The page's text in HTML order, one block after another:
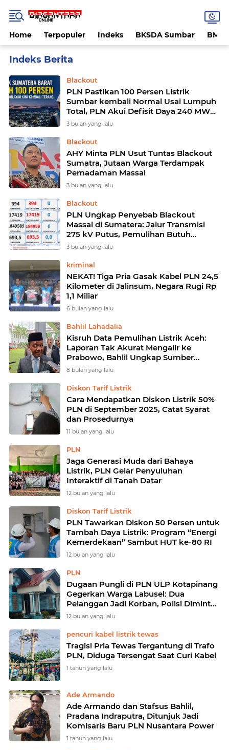
Home Terpopuler Indeks BKSDA Sumbar
Blackout
PLN Pastikan 100 Persen Listrik
Sumbar kembali Normal Usai Lumpuh
Total, PLN Akui Defisit Daya 240 MW
Jadi Pemicu Blackout Massal
3 bulan yang lalu
Blackout
AHY Minta PLN Usut Tuntas Blackout
Sumatra, Jutaan Warga Terdampak
Pemadaman Massal
3 bulan yang lalu
Blackout
PLN Ungkap Penyebab Blackout
Massal di Sumatera: Jalur Transmisi
275 kV Putus, Pemulihan Butuh
Hingga 8 Jam
3 bulan yang lalu
kriminal
NEKAT! Tiga Pria Gasak Kabel PLN 24,5
Kilometer di Jalinsum, Negara Rugi Rp
1,1 Miliar
6 bulan yang lalu
Bahlil Lahadalia
Kisruh Data Pemulihan Listrik Aceh:
Laporan Tak Akurat Mengalir ke
Prabowo, Bahlil Ungkap Sumber
Informasi dari PLN dan Pertamina
8 bulan yang lalu
Diskon Tarif Listrik
Cara Mendapatkan Diskon Listrik 50%
PLN di September 2025, Catat Syarat
dan Prosedurnya
11 bulan yang lalu
PLN
Jaga Generasi Muda dari Bahaya
Listrik, PLN Gelar Penyuluhan
Interaktif di Tanah Datar
12 bulan yang lalu
Diskon Tarif Listrik
PLN Tawarkan Diskon 50 Persen untuk
Tambah Daya Listrik: Program “Energi
Kemerdekaan” Sambut HUT ke-80 RI
12 bulan yang lalu
PLN
Dugaan Pungli di PLN ULP Kotapinang
Gegerkan Warga Labusel: Dua
Pelanggan Jadi Korban, Polisi Diminta
Turun Tangan
12 bulan yang lalu
pencuri kabel listrik tewas
Tragis! Pria Tewas Tergantung di Trafo
PLN, Diduga Tersengat Saat Curi Kabel
1 tahun yang lalu
Ade Armando
Ade Armando dan Stafsus Bahlil,
Pradana Indraputra, Ditunjuk Jadi
Komisaris Baru PLN Nusantara Power
1 tahun yang lalu